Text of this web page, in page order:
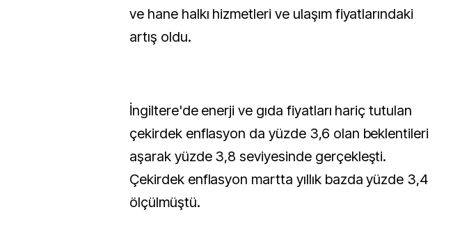
ve hane halkı hizmetleri ve ulaşım fiyatlarındaki
artış oldu.
İngiltere'de enerji ve gıda fiyatları hariç tutulan
çekirdek enflasyon da yüzde 3,6 olan beklentileri
aşarak yüzde 3,8 seviyesinde gerçekleşti.
Çekirdek enflasyon martta yıllık bazda yüzde 3,4
ölçülmüştü.